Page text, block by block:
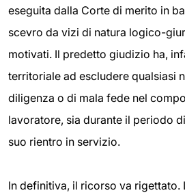
eseguita dalla Corte di merito in
scevro da vizi di natura logico-
motivati. Il predetto giudizio ha,
territoriale ad escludere qualsiasi
diligenza o di mala fede nel
lavoratore, sia durante il periodo
suo rientro in servizio.
In definitiva, il ricorso va rigettato.